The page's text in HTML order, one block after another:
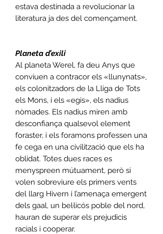
estava destinada a revolucionar la
literatura ja des del començament.
Planeta d’exili
Al planeta Werel, fa deu Anys que
conviuen a contracor els «llunynats»,
els colonitzadors de la Lliga de Tots
els Mons, i els «egis», els nadius
nòmades. Els nadius miren amb
desconfiança qualsevol element
foraster, i els foramons professen una
fe cega en una civilització que els ha
oblidat. Totes dues races es
menyspreen mútuament, però si
volen sobreviure els primers vents
del llarg Hivern i l’amenaça emergent
dels gaal, un bel·licós poble del nord,
hauran de superar els prejudicis
racials i cooperar.